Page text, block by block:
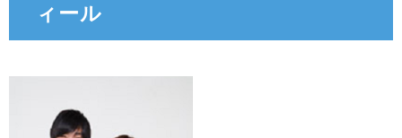
ィール